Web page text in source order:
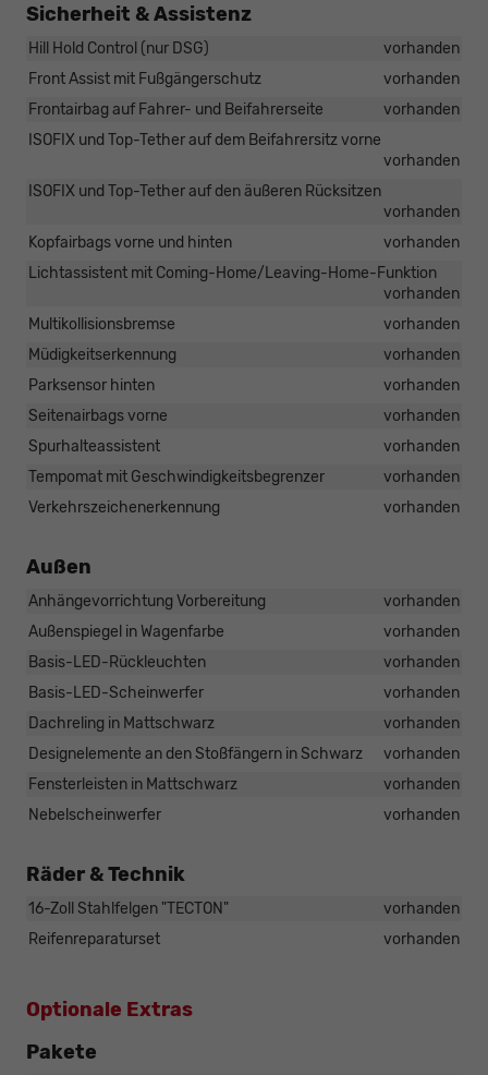
Sicherheit & Assistenz
Hill Hold Control (nur DSG)
vorhanden
Front Assist mit Fußgängerschutz
vorhanden
Frontairbag auf Fahrer- und Beifahrerseite
vorhanden
ISOFIX und Top-Tether auf dem Beifahrersitz vorne
vorhanden
ISOFIX und Top-Tether auf den äußeren Rücksitzen
vorhanden
Kopfairbags vorne und hinten
vorhanden
Lichtassistent mit Coming-Home/Leaving-Home-Funktion
vorhanden
Multikollisionsbremse
vorhanden
Müdigkeitserkennung
vorhanden
Parksensor hinten
vorhanden
Seitenairbags vorne
vorhanden
Spurhalteassistent
vorhanden
Tempomat mit Geschwindigkeitsbegrenzer
vorhanden
Verkehrszeichenerkennung
vorhanden
Außen
Anhängevorrichtung Vorbereitung
vorhanden
Außenspiegel in Wagenfarbe
vorhanden
Basis-LED-Rückleuchten
vorhanden
Basis-LED-Scheinwerfer
vorhanden
Dachreling in Mattschwarz
vorhanden
Designelemente an den Stoßfängern in Schwarz
vorhanden
Fensterleisten in Mattschwarz
vorhanden
Nebelscheinwerfer
vorhanden
Räder & Technik
16-Zoll Stahlfelgen "TECTON"
vorhanden
Reifenreparaturset
vorhanden
Optionale Extras
Pakete